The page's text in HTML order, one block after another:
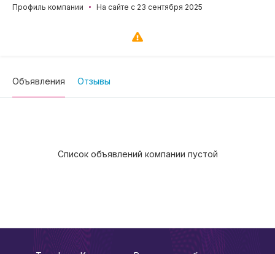
Профиль компании
На сайте с 23 сентября 2025
Объявления Отзывы
Список объявлений компании пустой